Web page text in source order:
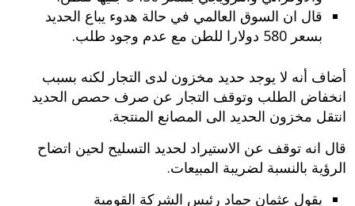
قال ان السوق العالمي في حالة هدوء يباع الحديد
بسعر 580 دولارا للطن مع عدم وجود طلب.
أضاف أنه لا يوجد حديد مخزون لدى التجار لكنه بسبب
انخفاض الطلب وتوقف التجار عن صرف حصص الحديد
انتقل مخزون الحديد الى المصانع المنتجة.
قال انه توقف عن الاستيراد لحديد التسليح لحين اتضاح
الرؤية بالنسبة لضريبة المبيعات.
يقول عثمان حماد رئيس الشركة القومية